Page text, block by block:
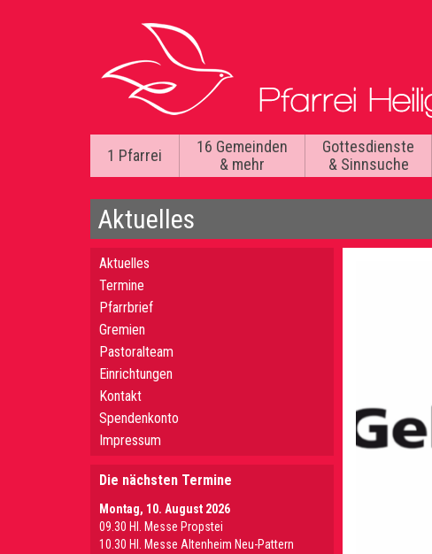
1 Pfarrei
16 Gemeinden
& mehr
Gottesdienste
& Sinnsuche
Aktuelles
Aktuelles
Termine
Pfarrbrief
Gremien
Pastoralteam
Einrichtungen
Kontakt
Spendenkonto
Impressum
Die nächsten Termine
Montag, 10. August 2026
09.30 Hl. Messe Propstei
10.30 Hl. Messe Altenheim Neu-Pattern